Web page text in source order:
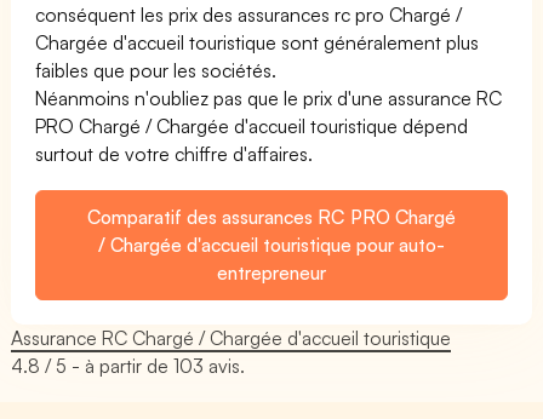
conséquent les prix des assurances rc pro Chargé /
Chargée d'accueil touristique sont généralement plus
faibles que pour les sociétés.
Néanmoins n'oubliez pas que le prix d'une assurance RC
PRO Chargé / Chargée d'accueil touristique dépend
surtout de votre chiffre d'affaires.
Comparatif des assurances RC PRO Chargé
/ Chargée d'accueil touristique pour auto-
entrepreneur
Assurance RC Chargé / Chargée d'accueil touristique
4.8 / 5 - à partir de103 avis.